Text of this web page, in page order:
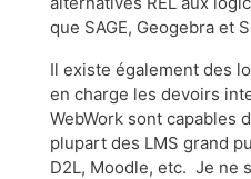
que SAGE, Geogebra et
Il existe également des
en charge les devoirs
WebWork sont capables
plupart des LMS grand
D2L, Moodle, etc. Je ne